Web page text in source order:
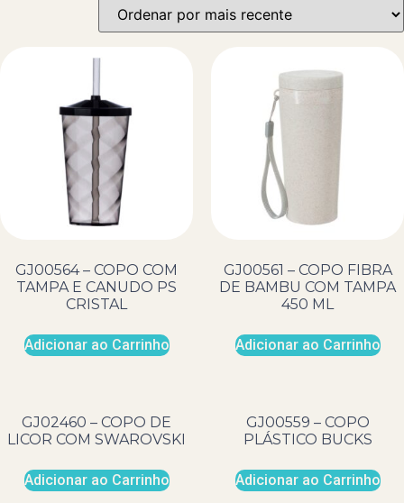
GJ00564 – COPO COM
TAMPA E CANUDO PS
CRISTAL
Adicionar ao Carrinho
GJ00561 – COPO FIBRA
DE BAMBU COM TAMPA
450 ML
Adicionar ao Carrinho
GJ02460 – COPO DE
LICOR COM SWAROVSKI
Adicionar ao Carrinho
GJ00559 – COPO
PLÁSTICO BUCKS
Adicionar ao Carrinho